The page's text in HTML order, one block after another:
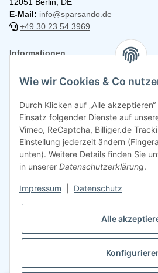
12051 Berlin, DE
E-Mail: info@sparsando.de
+49 30 23 54 3969
Informationen
Rechtliches
©2026Sparsando GmbHWebdesign mit
Wie wir Cookies & Co
Durch Klicken auf „Alle
Einsatz folgender Dienste auf
Vimeo, ReCaptcha, Billiger.de
Einstellung jederzeit ändern
unten). Weitere Details finden Sie
in unserer Datenschutzerklärung.
Impressum Datenschutz
Alle